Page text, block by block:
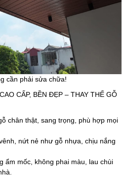
cần phải sửa chữa!
CẤP, BỀN ĐẸP – THAY THẾ GỖ
chân thật, sang trọng, phù hợp mọi
nứt nẻ như gỗ nhựa, chịu nắng
ẩm mốc, không phai màu, lau chùi